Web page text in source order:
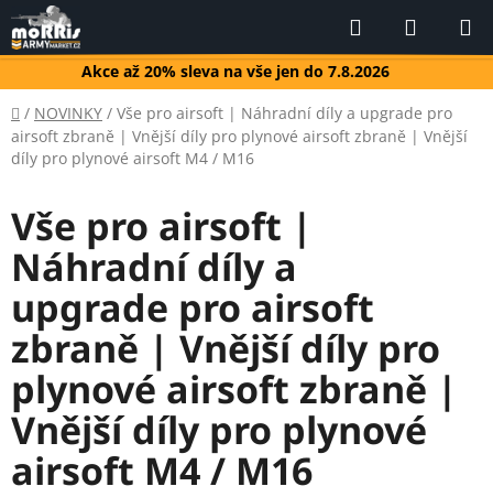
Přejít
na
obsah
Akce až 20% sleva na vše jen do 7.8.2026
Hledat
KOŠÍK
Domů
/ NOVINKY / Vše pro airsoft | Náhradní díly a upgrade pro
airsoft zbraně | Vnější díly pro plynové airsoft zbraně | Vnější
díly pro plynové airsoft M4 / M16
Vše pro airsoft |
Náhradní díly a
upgrade pro airsoft
zbraně | Vnější díly pro
plynové airsoft zbraně |
Vnější díly pro plynové
airsoft M4 / M16